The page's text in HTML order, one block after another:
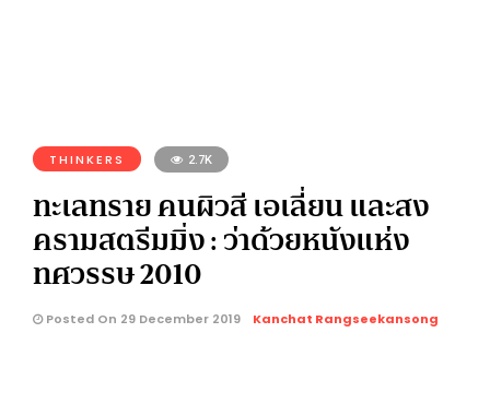
THINKERS 2.7K
ทะเลทราย คนผิวสี เอเลี่ยน และสง
ครามสตรีมมิ่ง : ว่าด้วยหนังแห่ง
ทศวรรษ 2010
Posted On 29 December 2019 Kanchat Rangseekansong